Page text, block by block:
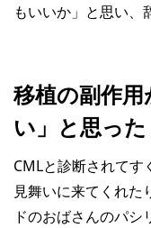
もいいか」と思い、
移植の副作
い」と思った
CMLと診断されてす
見舞いに来てくれた
ドのおばさんのパ